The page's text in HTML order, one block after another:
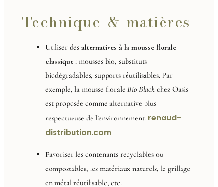
Technique & matières
Utiliser des alternatives à la mousse florale
classique: mousses bio, substituts
biodégradables, supports réutilisables. Par
exemple, la mousse florale Bio Blackchez Oasis
est proposée comme alternative plus
respectueuse de l’environnement. renaud-
distribution.com
Favoriser les contenants recyclables ou
compostables, les matériaux naturels, le grillage
en métal réutilisable, etc.